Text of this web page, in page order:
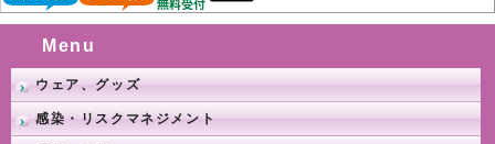
Menu
ウェア、グッズ
感染・リスクマネジメント